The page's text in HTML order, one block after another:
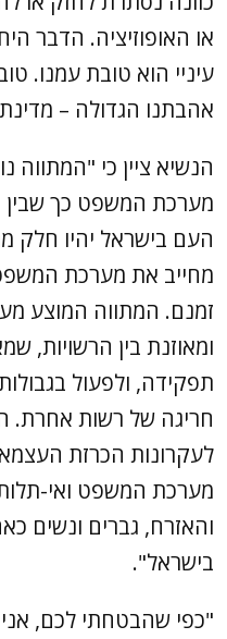
או האופוזיציה. הדבר
עיניי הוא טובת עמנו.
אהבתנו הגדולה –
הנשיא ציין כי "המתווה
מערכת המשפט כך שבין
העם בישראל יהיו חלק
מחייב את מערכת
זמנם. המתווה המוצע
ומאוזנת בין
תפקידה, ולפעול
חריגה של רשות אחרת.
לעקרונות הכרזת
מערכת המשפט ואי-
והאזרח, גברים ונשים
בישראל".
"כפי שהבטחתי לכם,